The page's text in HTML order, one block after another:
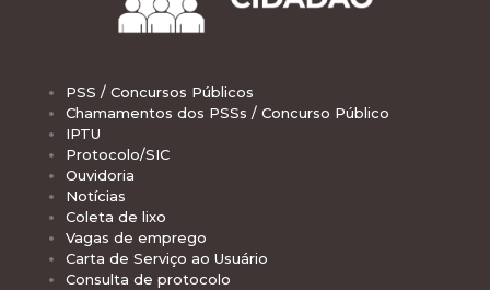
PSS / Concursos Públicos
Chamamentos dos PSSs / Concurso Público
IPTU
Protocolo/SIC
Ouvidoria
Notícias
Coleta de lixo
Vagas de emprego
Carta de Serviço ao Usuário
Consulta de protocolo